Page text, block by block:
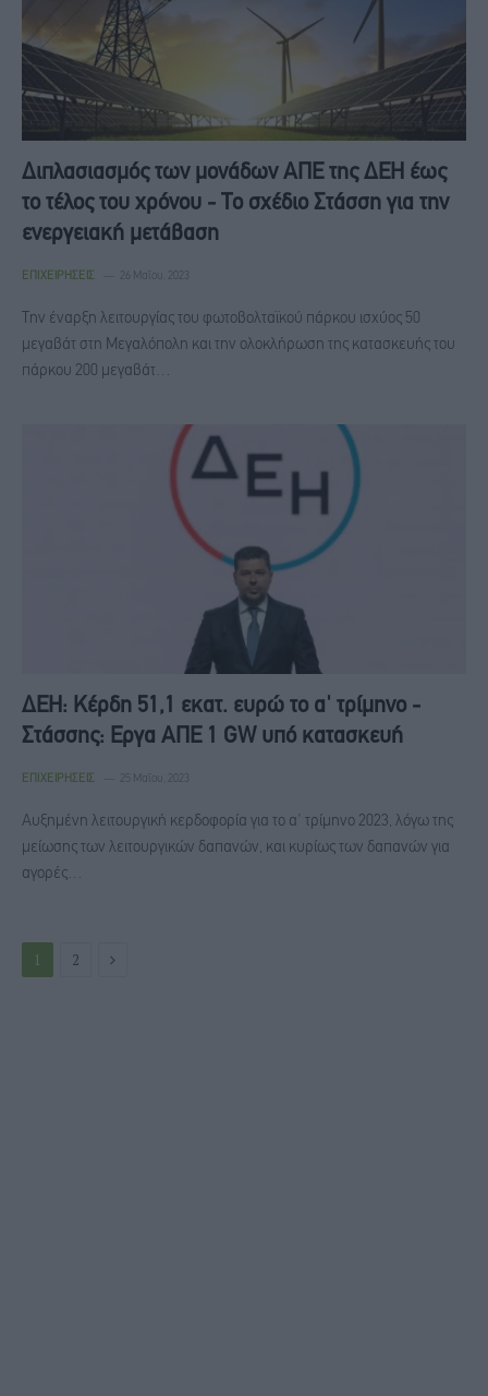
Διπλασιασμός των μονάδων ΑΠΕ της ΔΕΗ έως
το τέλος του χρόνου - Το σχέδιο Στάσση για την
ενεργειακή μετάβαση
ΕΠΙΧΕΙΡΉΣΕΙΣ 26 Μαΐου, 2023
Την έναρξη λειτουργίας του φωτοβολταϊκού πάρκου ισχύος 50
μεγαβάτ στη Μεγαλόπολη και την ολοκλήρωση της κατασκευής του
πάρκου 200 μεγαβάτ…
ΔΕΗ: Κέρδη 51,1 εκατ. ευρώ το α' τρίμηνο -
Στάσσης: Εργα ΑΠΕ 1 GW υπό κατασκευή
ΕΠΙΧΕΙΡΉΣΕΙΣ 25 Μαΐου, 2023
Αυξημένη λειτουργική κερδοφορία για το α' τρίμηνο 2023, λόγω της
μείωσης των λειτουργικών δαπανών, και κυρίως των δαπανών για
αγορές…
1 2 Next